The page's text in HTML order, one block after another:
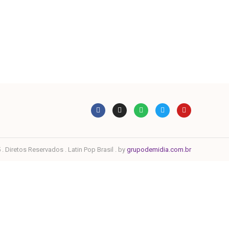
. Diretos Reservados . Latin Pop Brasil . by grupodemidia.com.br